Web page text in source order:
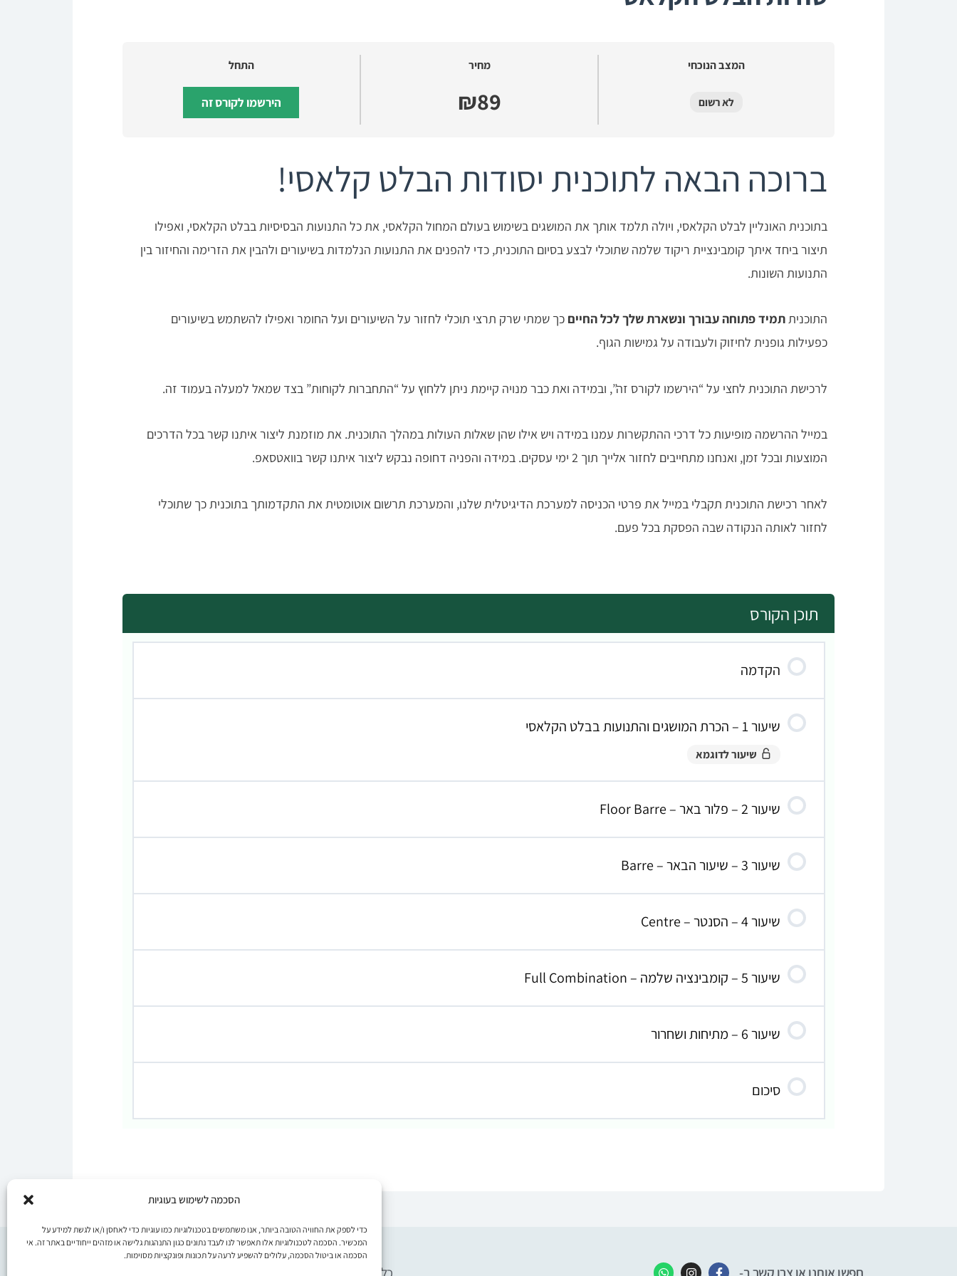
הסכמה לשימוש בעוגיות
כדי לספק את החוויה הטובה ביותר, אנו משתמשים בטכנולוגיות כמו עוגיות כדי לאחסן ו/או לגשת למידע על
המכשיר. הסכמה לטכנולוגיות אלו תאפשר לנו לעבד נתונים כגון התנהגות גלישה או מזהים ייחודיים באתר זה. אי
הסכמה או ביטול הסכמה, עלולים להשפיע לרעה על תכונות ופונקציות מסוימות.
המצב הנוכחי
לא רשום
מחיר
₪89
התחל
הירשמו לקורס זה
ברוכה הבאה לתוכנית יסודות הבלט קלאסי!
בתוכנית האונליין לבלט הקלאסי, ויולה תלמד אותך את המושגים בשימוש בעולם המחול הקלאסי, את כל התנועות הבסיסיות בבלט הקלאסי, ואפילו
תיצור ביחד איתך קומבינציית ריקוד שלמה שתוכלי לבצע בסיום התוכנית, כדי להפנים את התנועות הנלמדות בשיעורים ולהבין את הזרימה והחיזור בין
התנועות השונות.
התוכניתתמיד פתוחה עבורך ונשארת שלך לכל החיים כך שמתי שרק תרצי תוכלי לחזור על השיעורים ועל החומר ואפילו להשתמש בשיעורים
כפעילות גופנית לחיזוק ולעבודה על גמישות הגוף.
לרכישת התוכנית לחצי על “הירשמו לקורס זה”, ובמידה ואת כבר מנויה קיימת ניתן ללחוץ על “התחברות לקוחות” בצד שמאל למעלה בעמוד זה.
במייל ההרשמה מופיעות כל דרכי ההתקשרות עמנו במידה ויש אילו שהן שאלות העולות במהלך התוכנית. את מוזמנת ליצור איתנו קשר בכל הדרכים
המוצעות ובכל זמן, ואנחנו מתחייבים לחזור אלייך תוך 2 ימי עסקים. במידה והפניה דחופה נבקש ליצור איתנו קשר בוואטסאפ.
לאחר רכישת התוכנית תקבלי במייל את פרטי הכניסה למערכת הדיגיטלית שלנו, והמערכת תרשום אוטומטית את התקדמותך בתוכנית כך שתוכלי
לחזור לאותה הנקודה שבה הפסקת בכל פעם.
תוכן הקורס
הקדמה
שיעור 1 – הכרת המושגים והתנועות בבלט הקלאסי
שיעור לדוגמא
שיעור 2 – פלור באר – Floor Barre
שיעור 3 – שיעור הבאר – Barre
שיעור 4 – הסנטר – Centre
שיעור 5 – קומבינציה שלמה – Full Combination
שיעור 6 – מתיחות ושחרור
סיכום